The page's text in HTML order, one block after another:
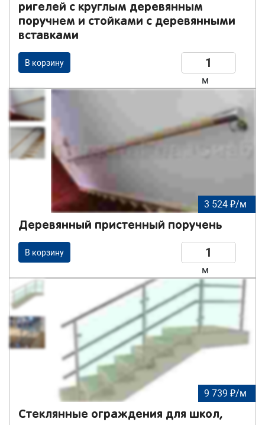
ригелей с круглым деревянным
поручнем и стойками с деревянными
вставками
В корзину
м
3 524 ₽/м
Деревянный пристенный поручень
В корзину
м
9 739 ₽/м
Стеклянные ограждения для школ,